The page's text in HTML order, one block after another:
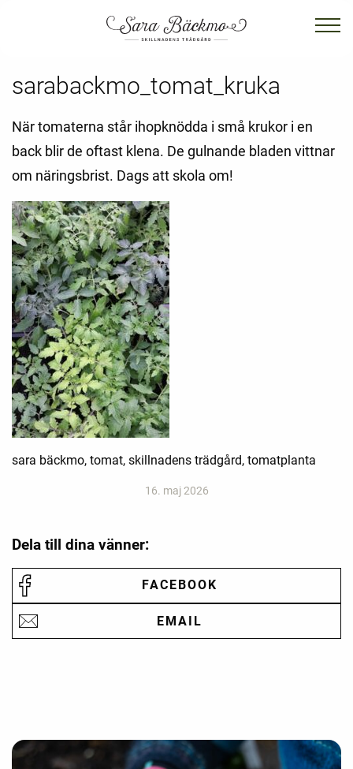
sarabackmo_tomat_kruka
När tomaterna står ihopknödda i små krukor i en
back blir de oftast klena. De gulnande bladen vittnar
om näringsbrist. Dags att skola om!
sara bäckmo, tomat, skillnadens trädgård, tomatplanta
16. maj 2026
Dela till dina vänner:
FACEBOOK
EMAIL